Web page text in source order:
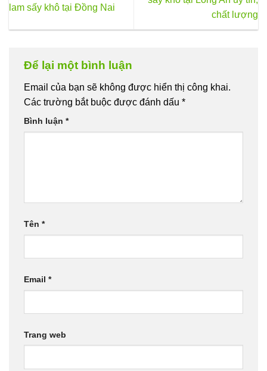
lam sấy khô tại Đồng Nai
chất lượng
Để lại một bình luận
Email của bạn sẽ không được hiển thị công khai.
Các trường bắt buộc được đánh dấu *
Bình luận *
Tên *
Email *
Trang web